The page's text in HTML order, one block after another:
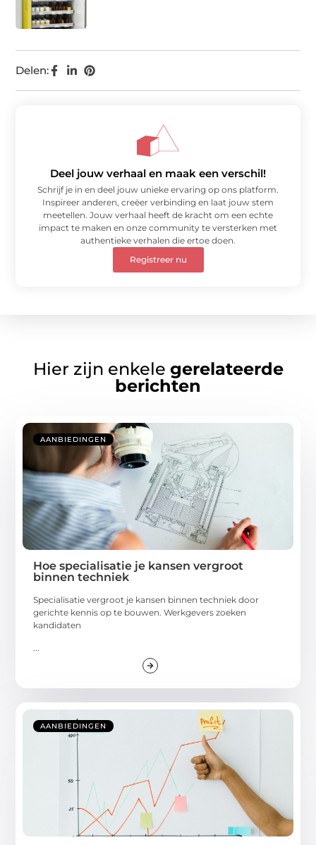
Delen:
Deel jouw verhaal en maak een verschil!
Schrijf je in en deel jouw unieke ervaring op ons platform.
Inspireer anderen, creëer verbinding en laat jouw stem
meetellen. Jouw verhaal heeft de kracht om een echte
impact te maken en onze community te versterken met
authentieke verhalen die ertoe doen.
Registreer nu
Hier zijn enkele gerelateerde
berichten
AANBIEDINGEN
Hoe specialisatie je kansen vergroot
binnen techniek
Specialisatie vergroot je kansen binnen techniek door
gerichte kennis op te bouwen. Werkgevers zoeken
kandidaten
...
AANBIEDINGEN